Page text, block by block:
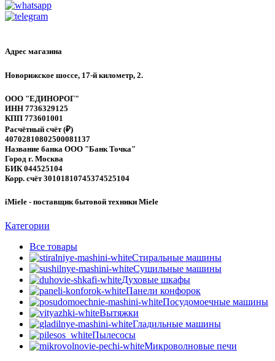
Адрес магазина
Новорижское шоссе, 17-й километр, 2.
ООО "ЕДИНОРОГ"
ИНН 7736329125
КПП 773601001
Расчётный счёт (₽)
40702810802500081137
Название банка ООО "Банк Точка"
Город г. Москва
БИК 044525104
Корр. счёт 30101810745374525104
iMiele - поставщик бытовой техники Miele
Категории
Все товары
Стиральные машины
Сушильные машины
Духовые шкафы
Панели конфорок
Посудомоечные машины
Вытяжки
Гладильные машины
Пылесосы
Микроволновые печи